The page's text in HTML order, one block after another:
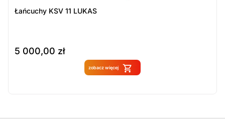
Łańcuchy KSV 11 LUKAS
5 000,00 zł
zobacz więcej
Brak w magazynie